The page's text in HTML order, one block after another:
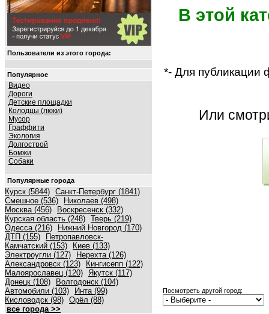
Пользователи из этого города:
Популярное
Видео
Дороги
Детские площадки
Колодцы (люки)
Мусор
Граффити
Экология
Долгострой
Бомжи
Собаки
Популярные города
Курск (5844) Санкт-Петербург (1841)
Смешное (536)
Николаев (498)
Москва (456)
Воскресенск (332)
Курская область (248) Тверь (219)
Одесса (216)
Нижний Новгород (170)
ДТП (155)
Петропавловск-
Камчатский (153)
Киев (133)
Электроугли (127)
Нерехта (126)
Александровск (123)
Кингисепп (122)
Малоярославец (120) Якутск (117)
Донецк (108)
Волгодонск (104)
Автомобили (103)
Инта (99)
Кисловодск (98) Орёл (88)
все города >>
В этой
*- Для публикации
Или
Посмотреть другой город: